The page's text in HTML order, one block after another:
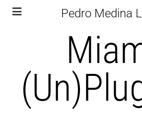
Pedro Medina